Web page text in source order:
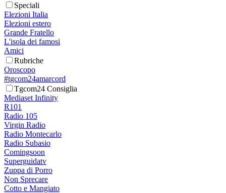
Speciali
Elezioni Italia
Elezioni estero
Grande Fratello
L'isola dei famosi
Amici
Rubriche
Oroscopo
#tgcom24amarcord
Tgcom24 Consiglia
Mediaset Infinity
R101
Radio 105
Virgin Radio
Radio Montecarlo
Radio Subasio
Comingsoon
Superguidatv
Zuppa di Porro
Non Sprecare
Cotto e Mangiato